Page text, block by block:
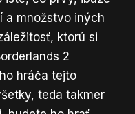
a množstvo iných
ktorú si
2
hráča tejto
teda takmer